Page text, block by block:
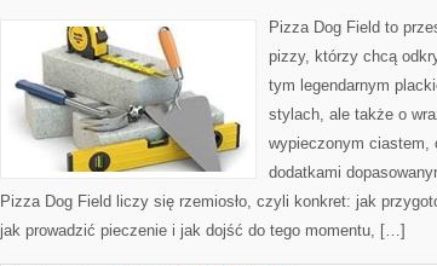
Pizza Dog Field to
pizzy, którzy chcą
tym legendarnym
stylach, ale także o
wypieczonym ciastem,
dodatkami
Pizza Dog Field liczy się rzemiosło, czyli konkret: jak
jak prowadzić pieczenie i jak dojść do tego momentu, […]